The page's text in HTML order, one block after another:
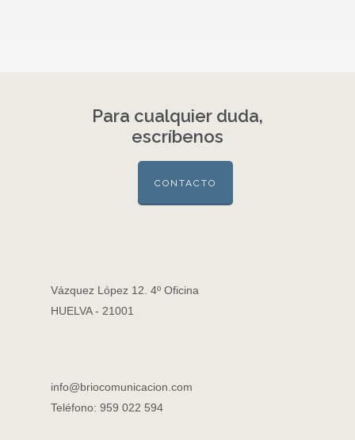
Para cualquier duda,
escríbenos
CONTACTO
Vázquez López 12. 4º Oficina
HUELVA - 21001
info@briocomunicacion.com
Teléfono: 959 022 594